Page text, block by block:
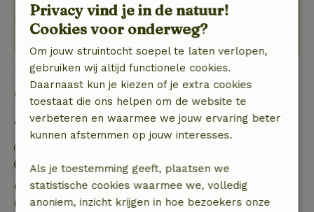
Goed om te weten
Verblijfdetails
Uitchecken: 07:00- 11:00
Gratis annuleren binnen 7 dagen
Gratis annuleren binnen 7 dagen na bevestiging van
Privacy vind je in de natuur!
Cookies voor onderweg?
Om jouw struintocht soepel te laten verlopen,
gebruiken wij altijd functionele cookies.
Daarnaast kun je kiezen of je extra cookies
toestaat die ons helpen om de website te
verbeteren en waarmee we jouw ervaring beter
kunnen afstemmen op jouw interesses.
Als je toestemming geeft, plaatsen we
statistische cookies waarmee we, volledig
anoniem, inzicht krijgen in hoe bezoekers onze